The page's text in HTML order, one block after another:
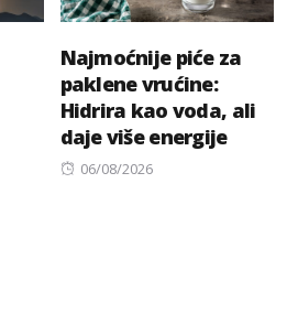
Najmoćnije piće za
paklene vrućine:
Hidrira kao voda, ali
daje više energije
Posted
06/08/2026